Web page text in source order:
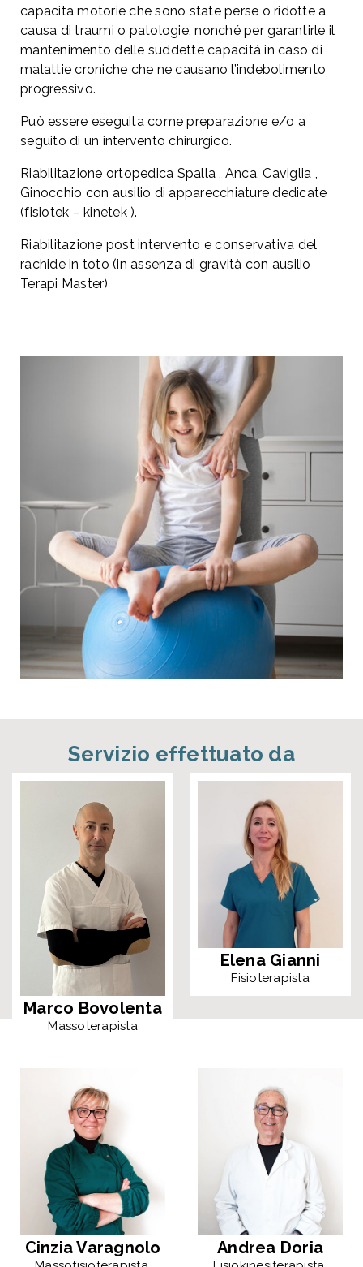
capacità motorie che sono state perse o ridotte a
causa di traumi o patologie, nonché per garantirle il
mantenimento delle suddette capacità in caso di
malattie croniche che ne causano l’indebolimento
progressivo.
Può essere eseguita come preparazione e/o a
seguito di un intervento chirurgico.
Riabilitazione ortopedica Spalla , Anca, Caviglia ,
Ginocchio con ausilio di apparecchiature dedicate
(fisiotek – kinetek ).
Riabilitazione post intervento e conservativa del
rachide in toto (in assenza di gravità con ausilio
Terapi Master)
Servizio effettuato da
Marco Bovolenta
Massoterapista
Elena Gianni
Fisioterapista
Cinzia Varagnolo Andrea Doria